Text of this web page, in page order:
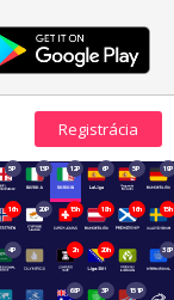
5P 13P 12P 6P 5P 19P
16h 20P 15h 18h 16h 15h
4P 2h 20h 38P
68P 3P 151P